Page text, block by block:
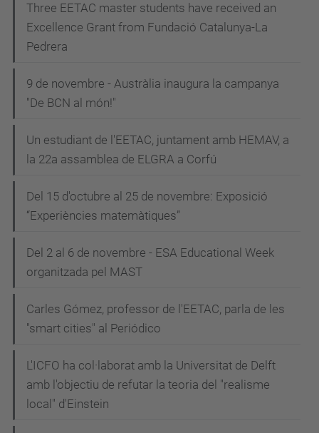
Three EETAC master students have received an
Excellence Grant from Fundació Catalunya-La
Pedrera
9 de novembre - Austràlia inaugura la campanya
"De BCN al món!"
Un estudiant de l'EETAC, juntament amb HEMAV, a
la 22a assamblea de ELGRA a Corfú
Del 15 d'octubre al 25 de novembre: Exposició
“Experiències matemàtiques”
Del 2 al 6 de novembre - ESA Educational Week
organitzada pel MAST
Carles Gómez, professor de l'EETAC, parla de les
"smart cities" al Periódico
L'ICFO ha col·laborat amb la Universitat de Delft
amb l'objectiu de refutar la teoria del "realisme
local" d'Einstein